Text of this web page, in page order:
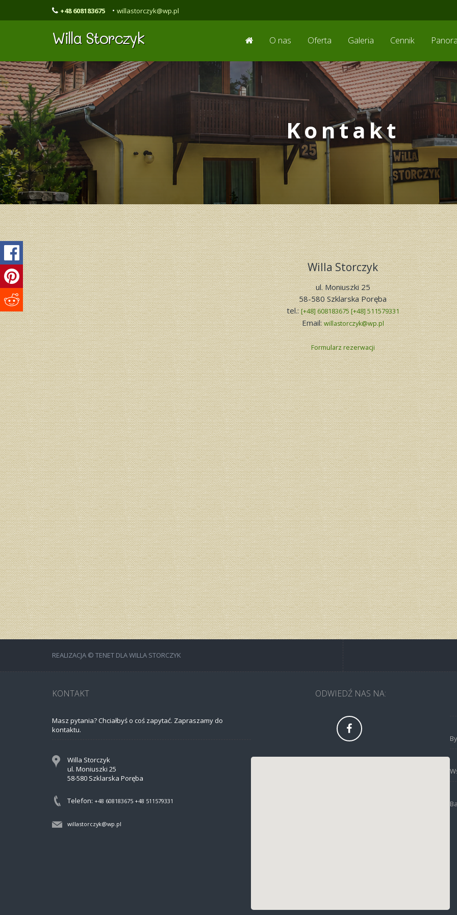
+48 608183675 • willastorczyk@wp.pl
Willa Storczyk O nas Oferta Galeria Cennik
Kontakt
Willa Storczyk
ul. Moniuszki 25
58-580 Szklarska Poręba
tel.:[+48] 608183675 [+48] 511579331
Email:willastorczyk@wp.pl
Formularz rezerwacji
REALIZACJA © TENET DLA WILLA STORCZYK
KONTAKT
Masz pytania? Chciałbyś o coś zapytać. Zapraszamy do
kontaktu.
Willa Storczyk
ul. Moniuszki 25
58-580 Szklarska Poręba
Telefon: +48 608183675 +48 511579331
willastorczyk@wp.pl
ODWIEDŹ NAS NA: